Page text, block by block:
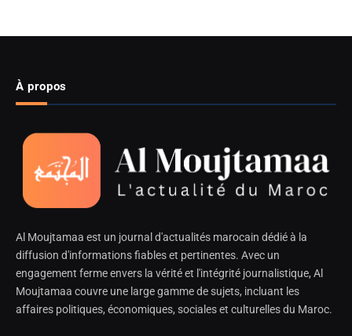
À propos
Al Moujtamaa est un journal d'actualités marocain dédié à la
diffusion d'informations fiables et pertinentes. Avec un
engagement ferme envers la vérité et l'intégrité journalistique, Al
Moujtamaa couvre une large gamme de sujets, incluant les
affaires politiques, économiques, sociales et culturelles du Maroc.